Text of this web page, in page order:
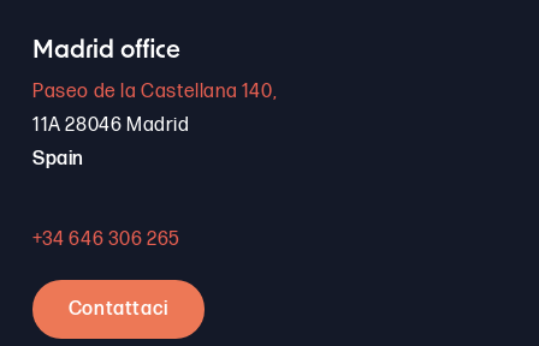
Madrid office
Paseo de la Castellana 140,
11A 28046 Madrid
Spain
+34 646 306 265
Contattaci